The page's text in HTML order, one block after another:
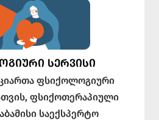
ᲡᲔᲠᲕᲘᲡᲘ
ფსიქოლოგიური
ფსიქოთერაპიული
საექსპერტო